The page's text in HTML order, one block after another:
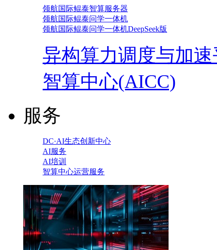
领航国际鲲泰智算服务器
领航国际鲲泰问学一体机
领航国际鲲泰问学一体机DeepSeek版
异构算力调度与加
智算中心(AICC)
服务
DC·AI生态创新中心
AI服务
AI培训
智算中心运营服务